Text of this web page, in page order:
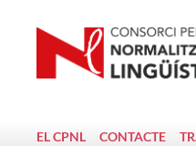
EL CPNL CONTACTE